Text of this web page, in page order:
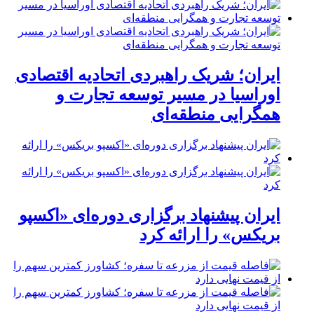
ایران؛ شریک راهبردی اتحادیه اقتصادی
اوراسیا در مسیر توسعه تجارت و
همگرایی منطقه‌ای
ایران پیشنهاد برگزاری دوره‌ای «اکسپو
بریکس» را ارائه کرد